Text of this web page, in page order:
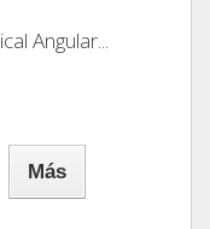
Angular...
Más